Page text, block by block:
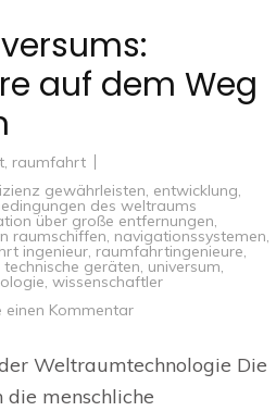
auf dem Weg
, raumfahrt
gewährleisten, entwicklung,
des weltraums
über große entfernungen,
raumschiffen, navigationssystemen,
ingenieur, raumfahrtingenieure,
technische geräten, universum,
, wissenschaftler
einen Kommentarzu
des
Universums:
Raumfahrtingenieure
auf
Weltraumtechnologie Die
menschliche